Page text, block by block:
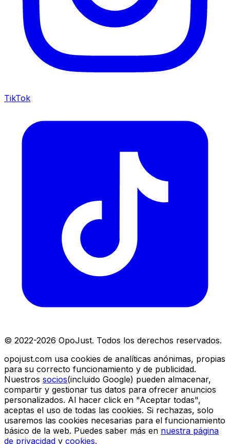
TikTok
© 2022-2026 OpoJust. Todos los derechos reservados.
opojust.com usa cookies de analíticas anónimas, propias
para su correcto funcionamiento y de publicidad.
Nuestros socios(incluido Google) pueden almacenar,
compartir y gestionar tus datos para ofrecer anuncios
personalizados. Al hacer click en "Aceptar todas",
aceptas el uso de todas las cookies. Si rechazas, solo
usaremos las cookies necesarias para el funcionamiento
básico de la web. Puedes saber más en nuestra página
de privacidad y cookies.